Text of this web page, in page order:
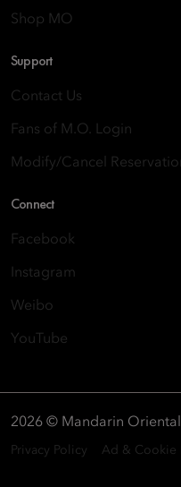
Shop MO
Support
Contact Us
Fans of M.O. Login
Modify/Cancel
Connect
Facebook
Instagram
Weibo
YouTube
2026 © Mandarin
Privacy Policy Ad & Cookie